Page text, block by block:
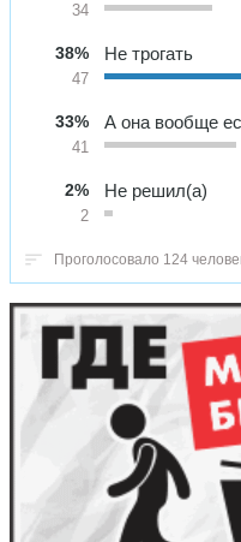
34
38%
47
Не трогать
33%
41
А она вообще
2%
2
Не решил(а)
Проголосовало 124